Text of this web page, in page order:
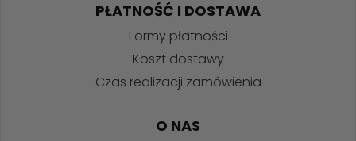
PŁATNOŚĆ I DOSTAWA
Formy płatności
Koszt dostawy
Czas realizacji zamówienia
O NAS